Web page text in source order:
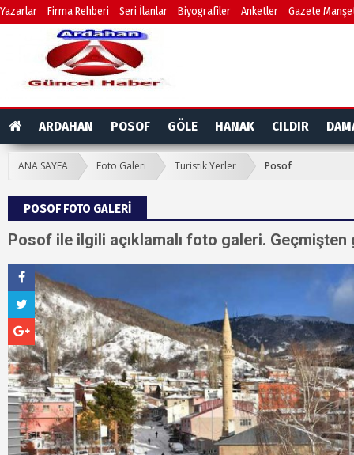
Yazarlar Firma Rehberi Seri İlanlar Biyografiler Anketler Gazete
ARDAHAN POSOF GÖLE HANAK CILDIR
ANA SAYFA Foto Galeri Turistik Yerler Posof
POSOF FOTO GALERİ
Posof ile ilgili açıklamalı foto galeri.